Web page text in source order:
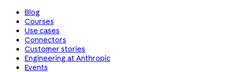
Blog
Courses
Use cases
Connectors
Customer stories
Engineering at Anthropic
Events